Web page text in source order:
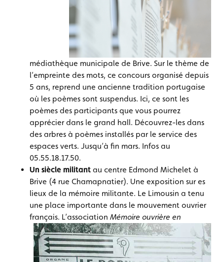
médiathèque municipale de Brive. Sur le thème de
l’empreinte des mots, ce concours organisé depuis
5 ans, reprend une ancienne tradition portugaise
où les poèmes sont suspendus. Ici, ce sont les
poèmes des participants que vous pourrez
apprécier dans le grand hall. Découvrez-les dans
des arbres à poèmes installés par le service des
espaces verts. Jusqu’à fin mars. Infos au
05.55.18.17.50.
Un siècle militant au centre Edmond Michelet à
Brive (4 rue Chamapnatier). Une exposition sur es
lieux de la mémoire militante. Le Limousin a tenu
une place importante dans le mouvement ouvrier
français. L’association Mémoire ouvrière en